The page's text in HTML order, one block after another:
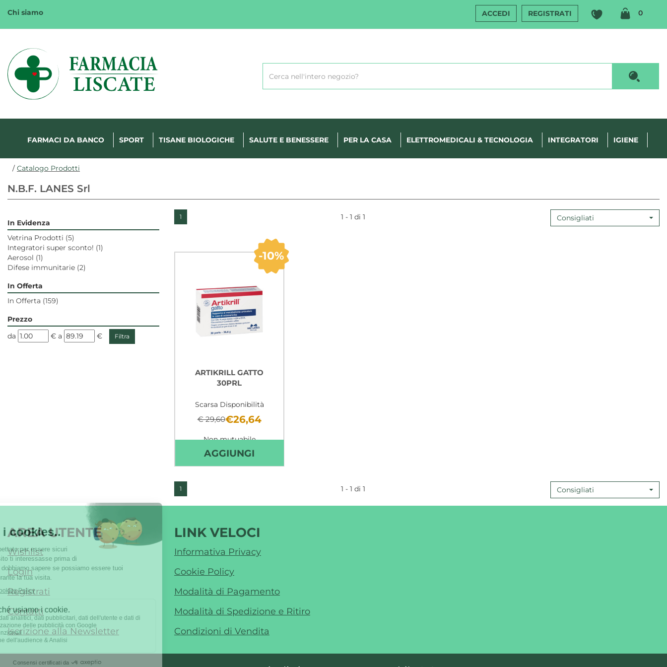
Chi siamo ACCEDI REGISTRATI 0
Margherita
FarmaWeb
Prodotto
FARMACI DA BANCO SPORT TISANE BIOLOGICHE SALUTE E BENESSERE PER LA CASA ELETTROMEDICALI & TECNOLOGIA INTEGRATORI IGIENE
/ Catalogo Prodotti
N.B.F. LANES Srl
In Evidenza
Vetrina Prodotti (5)
Integratori super sconto! (1)
Aerosol (1)
Difese immunitarie (2)
In Offerta
In Offerta (159)
Prezzo
filtra
da € filtra
a €
1 1 - 1 di 1 Consigliati
ARTIKRILL GATTO
30PRL
Scarsa Disponibilità
10%
€ 29,60€26,64
Non mutuabile
AGGIUNGI
GATTO
1 1 - 1 di 1 Consigliati
AREA UTENTE
Wishlist
Login
Registrati
Contatti
Iscrizione alla Newsletter
LINK VELOCI
Informativa Privacy
Cookie Policy
Modalità di Pagamento
Modalità di Spedizione e Ritiro
Condizioni di Vendita